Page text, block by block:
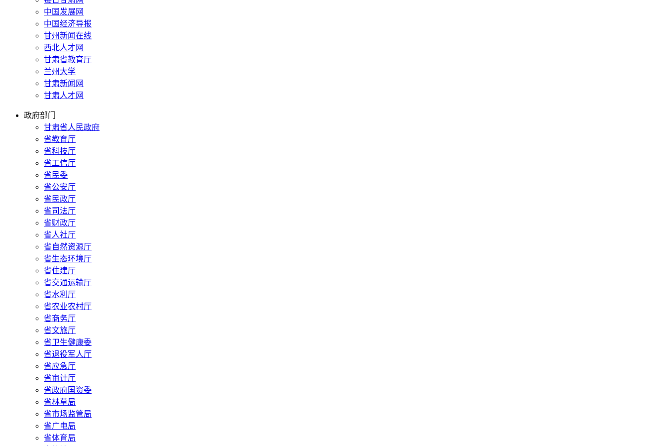
中国发展网
中国经济导报
甘州新闻在线
西北人才网
甘肃省教育厅
兰州大学
甘肃新闻网
甘肃人才网
政府部门
甘肃省人民政府
省教育厅
省科技厅
省工信厅
省民委
省公安厅
省民政厅
省司法厅
省财政厅
省人社厅
省自然资源厅
省生态环境厅
省住建厅
省交通运输厅
省水利厅
省农业农村厅
省商务厅
省文旅厅
省卫生健康委
省退役军人厅
省应急厅
省审计厅
省政府国资委
省林草局
省市场监管局
省广电局
省体育局